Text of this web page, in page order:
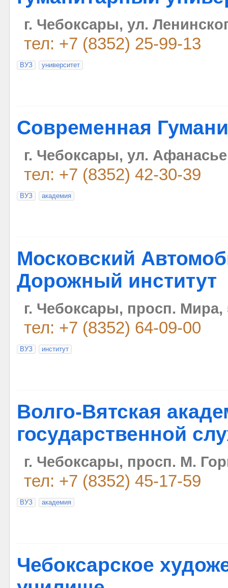
г. Чебоксары, ул.
тел: +7 (8352) 25-99-13
ВУЗ университет
Современная
г. Чебоксары, ул.
тел: +7 (8352) 42-30-39
ВУЗ академия
Московский
Дорожный институт
г. Чебоксары, просп. Мира,
тел: +7 (8352) 64-09-00
ВУЗ институт
Волго-Вятская
государственной
г. Чебоксары, просп. М.
тел: +7 (8352) 45-17-59
ВУЗ академия
Чебоксарское